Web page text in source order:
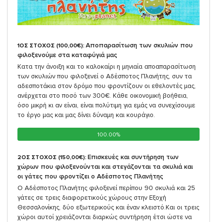
1ΟΣ ΣΤΟΧΟΣ (100,00€): Αποπαρασίτωση των σκυλιών που
φιλοξενούμε στα καταφύγιά μας
Κατα την άνοιξη και το καλοκαίρι η μηνιαία αποαπαρασίτωση
των σκυλιών που φιλοξενεί ο Αδέσποτος Πλανήτης, συν τα
αδεσποτάκια στον δρόμο που φροντίζουν οι εθελοντές μας,
ανέρχεται στο ποσό των 300€. Κάθε οικονομική βοήθεια,
όσο μικρή κι αν είναι, είναι πολύτιμη για εμάς να συνεχίσουμε
το έργο μας και μας δίνει δύναμη και κουράγιο.
100.00%
100.00%
2ΟΣ ΣΤΟΧΟΣ (150,00€): Επισκευές και συντήρηση των
χώρων που φιλοξενούνται και στεγάζονται τα σκυλιά και
οι γάτες που φροντίζει ο Αδέσποτος Πλανήτης
Ο Αδέσποτος Πλανήτης φιλοξενεί περίπου 90 σκυλιά και 25
γάτες σε τρεις διαφορετικούς χώρους στην Εξοχή
Θεσσαλονίκης, δύο εξωτερικούς και έναν κλειστό.Και οι τρεις
χώροι αυτοί χρειάζονται διαρκώς συντήρηση έτσι ώστε να